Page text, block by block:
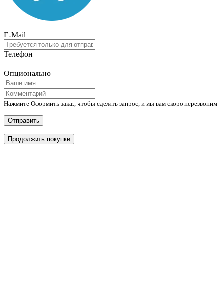
E-Mail
Телефон
Опционально
Нажмите Оформить заказ, чтобы сделать запрос, и мы вам скоро перезвоним
Отправить
Продолжить покупки